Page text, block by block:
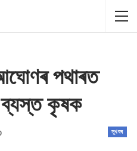
পথাৰত
ব্যস্ত কৃষক
সুখবৰ